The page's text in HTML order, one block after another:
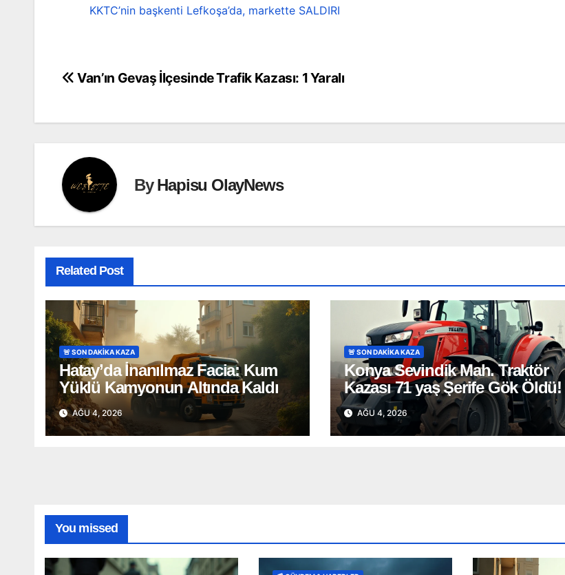
KKTC’nin başkenti Lefkoşa’da, markette SALDIRI
Yazı
Van’ın Gevaş İlçesinde Trafik Kazası: 1 Yaralı
ByHapisu OlayNews
Related Post
🚨 SON DAKİKA KAZA
Hatay’da İnanılmaz Facia: Kum
Yüklü Kamyonun Altında Kaldı
AĞU 4, 2026
🚨 SON DAKİKA KAZA
Konya Sevindik Mah. Traktör
Kazası 71 yaş Şerife Gök Öldü!
AĞU 4, 2026
You missed